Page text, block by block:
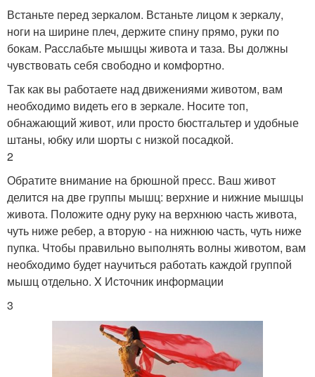
Встаньте перед зеркалом. Встаньте лицом к зеркалу,
ноги на ширине плеч, держите спину прямо, руки по
бокам. Расслабьте мышцы живота и таза. Вы должны
чувствовать себя свободно и комфортно.
Так как вы работаете над движениями животом, вам
необходимо видеть его в зеркале. Носите топ,
обнажающий живот, или просто бюстгальтер и удобные
штаны, юбку или шорты с низкой посадкой.
2
Обратите внимание на брюшной пресс. Ваш живот
делится на две группы мышц: верхние и нижние мышцы
живота. Положите одну руку на верхнюю часть живота,
чуть ниже ребер, а вторую - на нижнюю часть, чуть ниже
пупка. Чтобы правильно выполнять волны животом, вам
необходимо будет научиться работать каждой группой
мышц отдельно. X Источник информации
3